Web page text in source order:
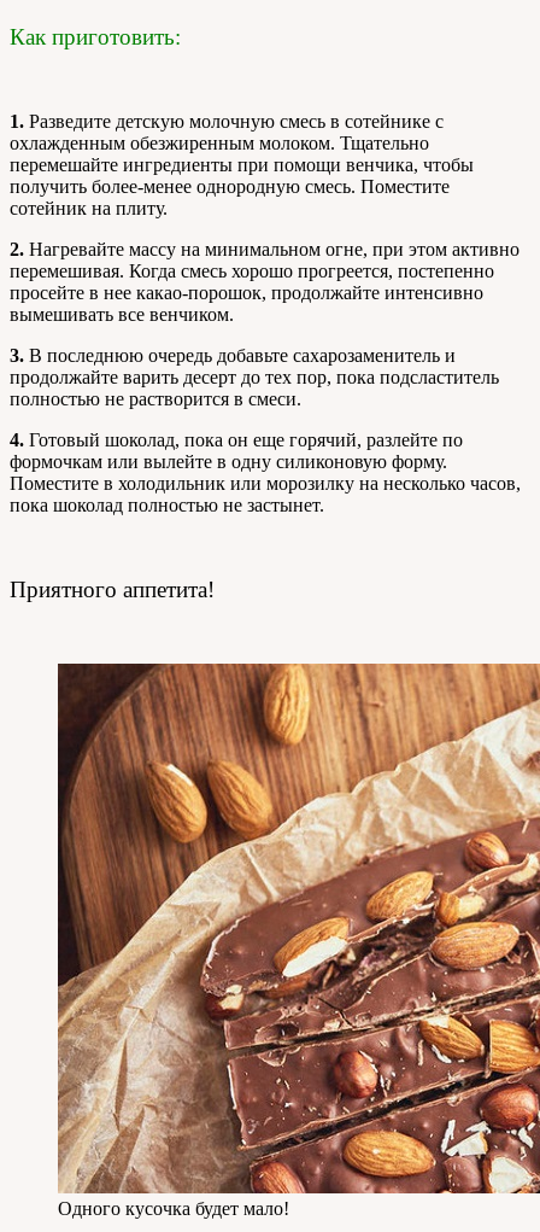
Как приготовить:
1. Разведите детскую молочную смесь в сотейнике с
охлажденным обезжиренным молоком. Тщательно
перемешайте ингредиенты при помощи венчика, чтобы
получить более-менее однородную смесь. Поместите
сотейник на плиту.
2. Нагревайте массу на минимальном огне, при этом активно
перемешивая. Когда смесь хорошо прогреется, постепенно
просейте в нее какао-порошок, продолжайте интенсивно
вымешивать все венчиком.
3. В последнюю очередь добавьте сахарозаменитель и
продолжайте варить десерт до тех пор, пока подсластитель
полностью не растворится в смеси.
4. Готовый шоколад, пока он еще горячий, разлейте по
формочкам или вылейте в одну силиконовую форму.
Поместите в холодильник или морозилку на несколько часов,
пока шоколад полностью не застынет.
Приятного аппетита!
Одного кусочка будет мало!